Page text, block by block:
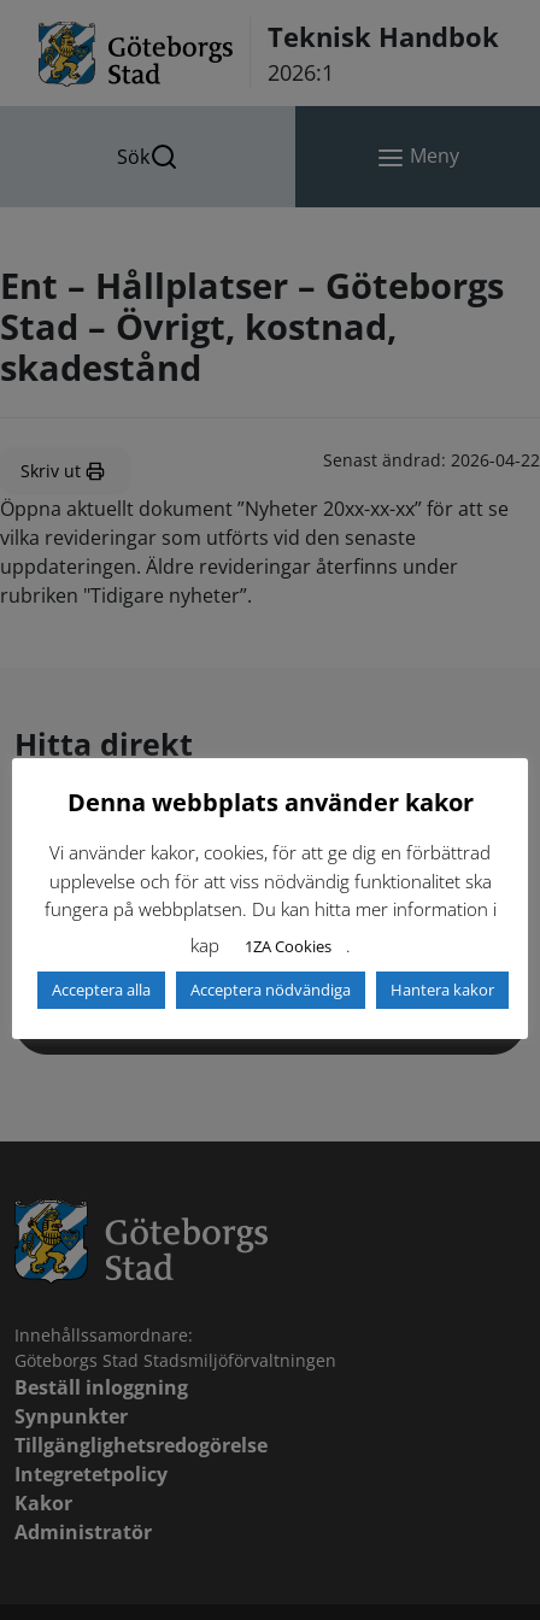
Teknisk Handbok
2026:1
Sök Meny
Ent – Hållplatser – Göteborgs
Stad – Övrigt, kostnad,
skadestånd
Skriv ut Senast ändrad: 2026-04-22
Öppna aktuellt dokument ”Nyheter 20xx-xx-xx” för att se
vilka revideringar som utförts vid den senaste
uppdateringen. Äldre revideringar återfinns under
rubriken "Tidigare nyheter”.
Hitta direkt
Gällande standardritningar (Dwg och pdf)
Dokumentbibliotek Kontaktlista
Tidigare versioner
Innehållssamordnare:
Göteborgs Stad Stadsmiljöförvaltningen
Beställ inloggning
Synpunkter
Tillgänglighetsredogörelse
Integretetpolicy
Kakor
Administratör
Denna webbplats använder kakor
Vi använder kakor, cookies, för att ge dig en förbättrad
upplevelse och för att viss nödvändig funktionalitet ska
fungera på webbplatsen. Du kan hitta mer information i
kap
1ZA Cookies .
Acceptera alla Acceptera nödvändiga Hantera kakor